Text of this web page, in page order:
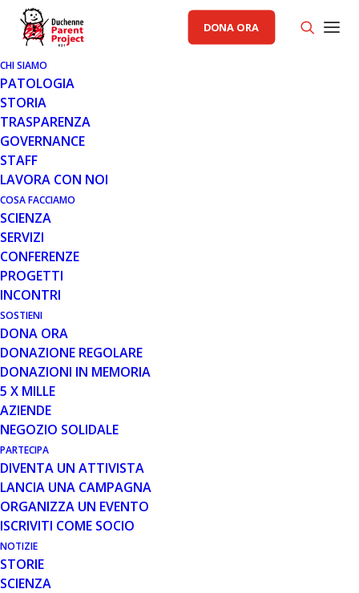
DONA ORA
CHI SIAMO
PATOLOGIA
STORIA
TRASPARENZA
GOVERNANCE
STAFF
LAVORA CON NOI
COSA FACCIAMO
SCIENZA
SERVIZI
CONFERENZE
PROGETTI
INCONTRI
SOSTIENI
DONA ORA
DONAZIONE REGOLARE
DONAZIONI IN MEMORIA
5 X MILLE
AZIENDE
NEGOZIO SOLIDALE
PARTECIPA
DIVENTA UN ATTIVISTA
LANCIA UNA CAMPAGNA
ORGANIZZA UN EVENTO
ISCRIVITI COME SOCIO
NOTIZIE
STORIE
SCIENZA
NEWS-PP
22 FEB 2023
“INSIEME SIAMO FUTURO”: LA
CONFERENZA DI PARENT
PROJECT
Tre intense giornate a Roma hanno riunito la comunità
Duchenne e Becker
Si sono svolti da venerdì 17 a domenica 19 febbraio,
all’Ergife Palace Hotel di Roma, i lavori della
Conferenza Internazionale sulla distrofia
muscolare di Duchenne e Becker
organizzata daParent Project aps
pazienti e genitori di bambini e ragazzi che convivono
con questa patologia genetica rara.